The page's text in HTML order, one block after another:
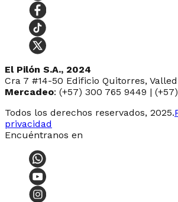
El Pilón S.A., 2024
Cra 7 #14-50 Edificio Quitorres,
Mercadeo: (+57) 300 765 9449 |
Todos los derechos reservados, 2025.
privacidad
Encuéntranos en